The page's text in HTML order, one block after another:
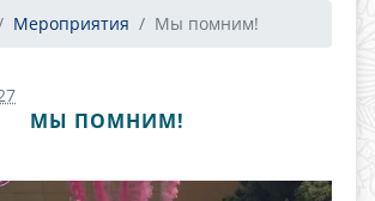
Мероприятия Мы помним!
МЫ ПОМНИМ!